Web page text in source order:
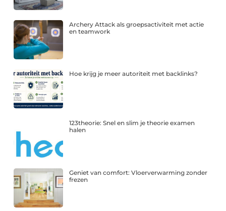
Archery Attack als groepsactiviteit met actie
en teamwork
Hoe krijg je meer autoriteit met backlinks?
123theorie: Snel en slim je theorie examen
halen
Geniet van comfort: Vloerverwarming zonder
frezen